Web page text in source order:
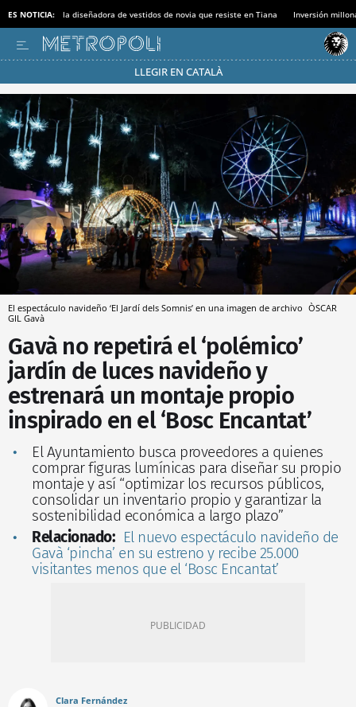
ES NOTICIA: la diseñadora de vestidos de novia que resiste en Tiana Inversión
LLEGIR EN CATALÀ
Pásate al MODO AHORRO
El espectáculo navideño ‘El Jardí dels Somnis’ en una imagen de archivo ÒSCAR
GIL Gavà
Gavà no repetirá el ‘polémico’
jardín de luces navideño y
estrenará un montaje propio
inspirado en el ‘Bosc Encantat’
El Ayuntamiento busca proveedores a quienes
comprar figuras lumínicas para diseñar su propio
montaje y así “optimizar los recursos públicos,
consolidar un inventario propio y garantizar la
sostenibilidad económica a largo plazo”
Relacionado: El nuevo espectáculo navideño de
Gavà ‘pincha’ en su estreno y recibe 25.000
visitantes menos que el ‘Bosc Encantat’
Clara Fernández